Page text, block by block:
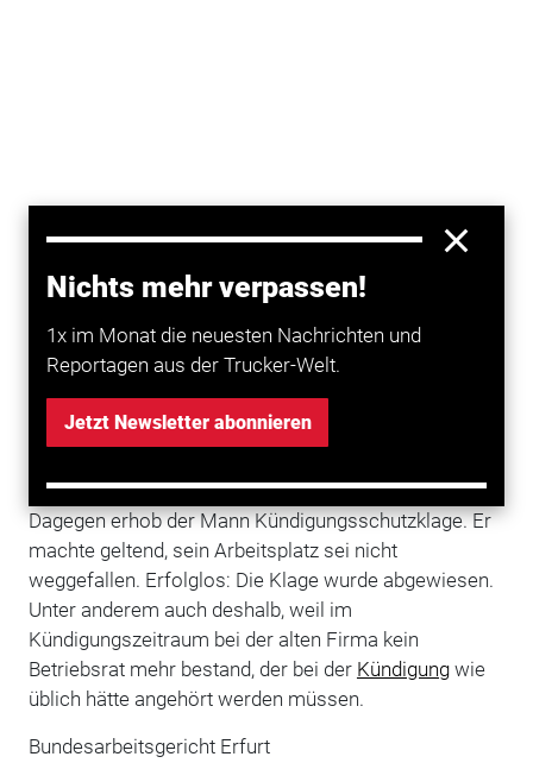
Nichts mehr verpassen!
1x im Monat die neuesten Nachrichten und
Reportagen aus der Trucker-Welt.
Jetzt Newsletter abonnieren
Im strittigen Fall hatte ein Industriearbeiter dem
eines Betriebsübergangs form- und fristgerecht
widersprochen. Er blieb also Mitarbeiter der alten
Firma, die nach eigenen Angaben jetzt nur noch mit
beschäftigt war. Wenige Wochen später kündigte man
ihm denn auch wegen fehlender
Dagegen erhob der Mann Kündigungsschutzklage. Er
machte geltend, sein Arbeitsplatz sei nicht
weggefallen. Erfolglos: Die Klage wurde abgewiesen.
Unter anderem auch deshalb, weil im
Kündigungszeitraum bei der alten Firma kein
Betriebsrat mehr bestand, der bei der Kündigungwie
üblich hätte angehört werden müssen.
Bundesarbeitsgericht Erfurt